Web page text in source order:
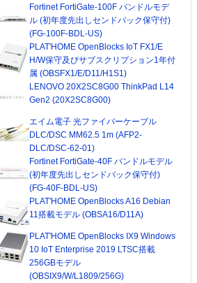
Fortinet FortiGate-100F バンドルモデ
ル (初年度先出しセンドバック保守付)
(FG-100F-BDL-US)
PLAT'HOME OpenBlocks IoT FX1/E
H/W保守及びサブスクリプション1年付
属 (OBSFX1/E/D11/H1S1)
LENOVO 20X2SC8G00 ThinkPad L14
Gen2 (20X2SC8G00)
エイム電子 光ファイバーケーブル
DLC/DSC MM62.5 1m (AFP2-
DLC/DSC-62-01)
Fortinet FortiGate-40F バンドルモデル
(初年度先出しセンドバック保守付)
(FG-40F-BDL-US)
PLAT'HOME OpenBlocks A16 Debian
11搭載モデル (OBSA16/D11A)
PLAT'HOME OpenBlocks IX9 Windows
10 IoT Enterprise 2019 LTSC搭載
256GBモデル
(OBSIX9/W/L1809/256G)